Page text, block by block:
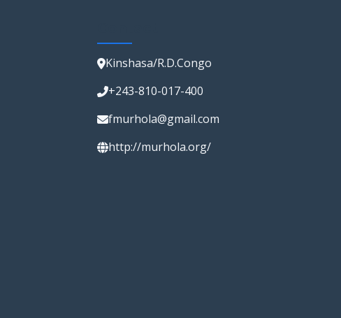
Kinshasa/R.D.Congo
+243-810-017-400
fmurhola@gmail.com
http://murhola.org/